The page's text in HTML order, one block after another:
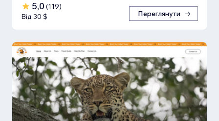
5,0 (119)
Від 30 $
Переглянути